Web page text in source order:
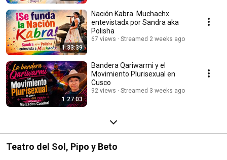
1:33:39
Nación Kabra. Muchachx
entevistadx por Sandra aka
Polisha
67 views Streamed 2 weeks ago
1:27:03
Bandera Qariwarmi y el
Movimiento Plurisexual en
Cusco
92 views Streamed 3 weeks ago
Teatro del Sol, Pipo y Beto